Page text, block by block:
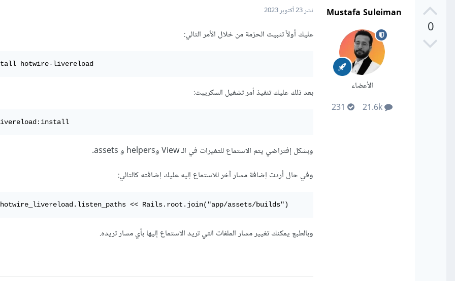
0
Mustafa Suleiman
الأعضاء
نشر23 أكتوبر 2023
عليك أولاً تثبيت الحزمة من خلال الأمر التالي:
hotwire-livereload
بعد ذلك عليك تنفيذ أمر تشغيل السكريبت:
وبشكل إفتراضي يتم الاستماع للتغيرات في الـ View وhelpers و assets.
وفي حال أردت إضافة مسار آخر للاستماع إليه عليك إضافته كالتالي:
<< Rails.root.join("app/assets/builds")
وبالطبع يمكنك تغيير مسار الملفات التي تريد الاستماع إليها بأي مسار تريده.